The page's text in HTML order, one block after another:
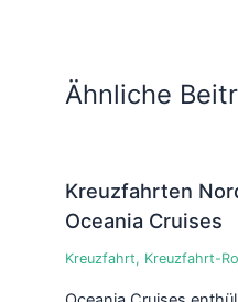
Ähnliche
Kreuzfahrten
Oceania Cruises
Kreuzfahrt, Kreuzfahrt-